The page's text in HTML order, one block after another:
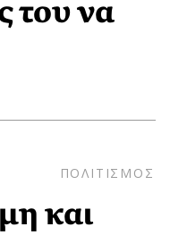
του να
ΠΟΛΙΤΙΣΜΟΣ
και